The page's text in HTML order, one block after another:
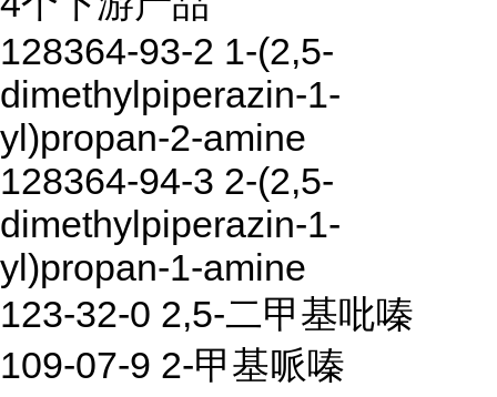
128364-93-2 1-(2,5-
dimethylpiperazin-1-
yl)propan-2-amine
128364-94-3 2-(2,5-
dimethylpiperazin-1-
yl)propan-1-amine
123-32-0 2,5-二甲基吡嗪
109-07-9 2-甲基哌嗪